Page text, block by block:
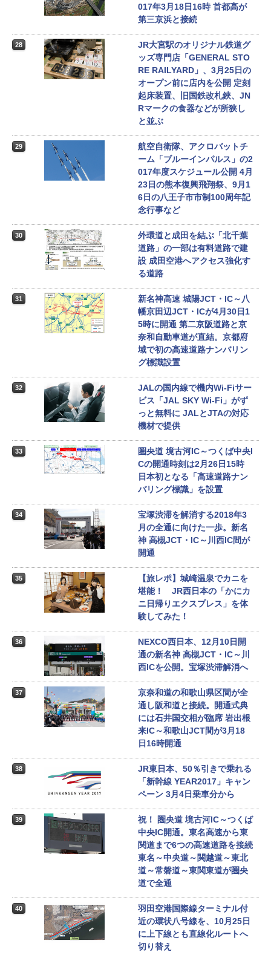
017年3月18日16時 首都高が
第三京浜と接続
28
JR大宮駅のオリジナル鉄道グ
ッズ専門店「GENERAL STO
RE RAILYARD」、3月25日の
オープン前に店内を公開 定刻
起床装置、旧国鉄改札鋏、JN
Rマークの食器などが所狭し
と並ぶ
29
航空自衛隊、アクロバットチ
ーム「ブルーインパルス」の2
017年度スケジュール公開 4月
23日の熊本復興飛翔祭、9月1
6日の八王子市市制100周年記
念行事など
30
外環道と成田を結ぶ「北千葉
道路」の一部は有料道路で建
設 成田空港へアクセス強化す
る道路
31
新名神高速 城陽JCT・IC～八
幡京田辺JCT・ICが4月30日1
5時に開通 第二京阪道路と京
奈和自動車道が直結。京都府
域で初の高速道路ナンバリン
グ標識設置
32
JALの国内線で機内Wi-Fiサー
ビス「JAL SKY Wi-Fi」がず
っと無料に JALとJTAの対応
機材で提供
33
圏央道 境古河IC～つくば中央I
Cの開通時刻は2月26日15時
日本初となる「高速道路ナン
バリング標識」を設置
34
宝塚渋滞を解消する2018年3
月の全通に向けた一歩。新名
神 高槻JCT・IC～川西IC間が
開通
35
【旅レポ】城崎温泉でカニを
堪能！ JR西日本の「かにカ
ニ日帰りエクスプレス」を体
験してみた！
36
NEXCO西日本、12月10日開
通の新名神 高槻JCT・IC～川
西ICを公開。宝塚渋滞解消へ
37
京奈和道の和歌山県区間が全
通し阪和道と接続。開通式典
には石井国交相が臨席 岩出根
来IC～和歌山JCT間が3月18
日16時開通
38
JR東日本、50％引きで乗れる
「新幹線 YEAR2017」キャン
ペーン 3月4日乗車分から
39
祝！ 圏央道 境古河IC～つくば
中央IC開通。東名高速から東
関道まで6つの高速道路を接続
東名～中央道～関越道～東北
道～常磐道～東関東道が圏央
道で全通
40
羽田空港国際線ターミナル付
近の環状八号線を、10月25日
に上下線とも直線化ルートへ
切り替え